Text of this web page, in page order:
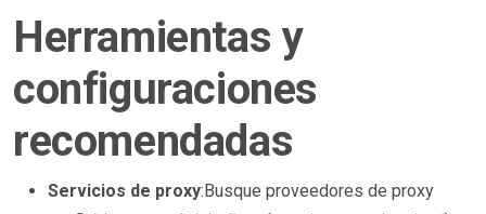
Herramientas y
configuraciones
recomendadas
Servicios de proxy:Busque proveedores de proxy